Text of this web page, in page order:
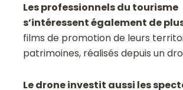
Les professionnels du tourisme
s’intéressent également de
films de promotion de leurs
patrimoines, réalisés depuis un
Le drone investit aussi les